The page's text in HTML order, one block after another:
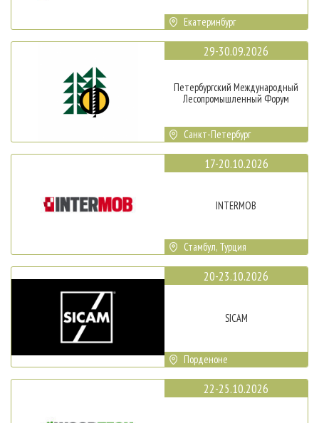
Екатеринбург
29-30.09.2026
Петербургский Международный
Лесопромышленный Форум
Санкт-Петербург
17-20.10.2026
INTERMOB
Стамбул, Турция
20-23.10.2026
SICAM
Порденоне
22-25.10.2026